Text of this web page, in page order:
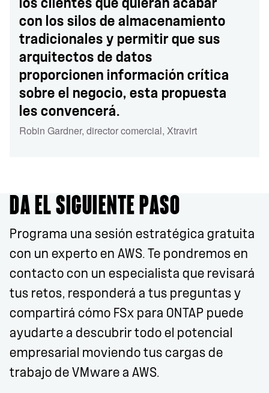
los clientes que quieran acabar
con los silos de almacenamiento
tradicionales y permitir que sus
arquitectos de datos
proporcionen información crítica
sobre el negocio, esta propuesta
les convencerá.
Robin Gardner, director comercial, Xtravirt
DA EL SIGUIENTE PASO
Programa una sesión estratégica gratuita
con un experto en AWS. Te pondremos en
contacto con un especialista que revisará
tus retos, responderá a tus preguntas y
compartirá cómo FSx para ONTAP puede
ayudarte a descubrir todo el potencial
empresarial moviendo tus cargas de
trabajo de VMware a AWS.